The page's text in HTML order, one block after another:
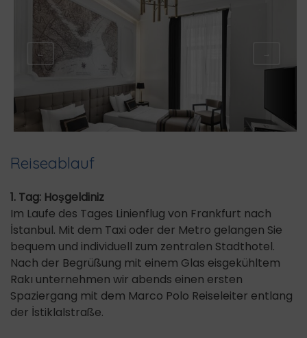
← →
Reiseablauf
1. Tag: Hoşgeldiniz
Im Laufe des Tages Linienflug von Frankfurt nach
İstanbul. Mit dem Taxi oder der Metro gelangen Sie
bequem und individuell zum zentralen Stadthotel.
Nach der Begrüßung mit einem Glas eisgekühltem
Rakı unternehmen wir abends einen ersten
Spaziergang mit dem Marco Polo Reiseleiter entlang
der İstiklalstraße.